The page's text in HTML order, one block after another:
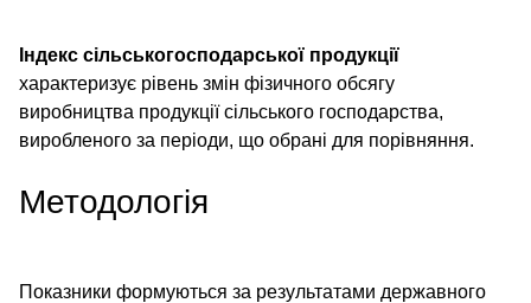
Індекс сільськогосподарської продукції
характеризує рівень змін фізичного обсягу
виробництва продукції сільського господарства,
виробленого за періоди, що обрані для порівняння.
Методологія
Показники формуються за результатами державного